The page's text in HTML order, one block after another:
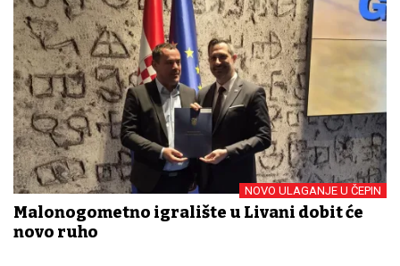
NOVO ULAGANJE U ČEPIN
Malonogometno igralište u Livani dobit će
novo ruho